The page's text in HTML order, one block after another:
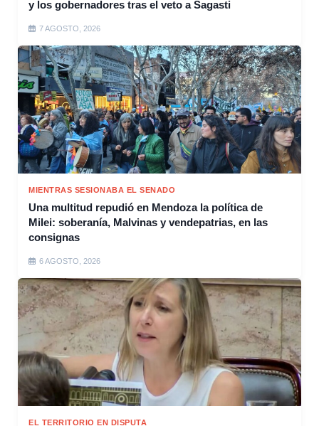
y los gobernadores tras el veto a Sagasti
7 AGOSTO, 2026
MIENTRAS SESIONABA EL SENADO
Una multitud repudió en Mendoza la política de
Milei: soberanía, Malvinas y vendepatrias, en las
consignas
6 AGOSTO, 2026
EL TERRITORIO EN DISPUTA